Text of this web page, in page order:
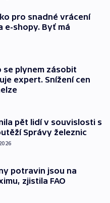
pro snadné vrácení
e-shopy. Byť má
se plynem zásobit
expert. Snížení cen
pět lidí v souvislosti s
Správy železnic
potravin jsou na
zjistila FAO